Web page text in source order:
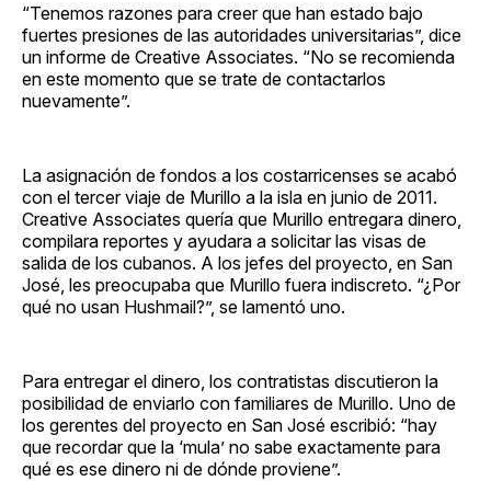
“Tenemos razones para creer que han estado bajo
fuertes presiones de las autoridades universitarias”, dice
un informe de Creative Associates. “No se recomienda
en este momento que se trate de contactarlos
nuevamente”.
La asignación de fondos a los costarricenses se acabó
con el tercer viaje de Murillo a la isla en junio de 2011.
Creative Associates quería que Murillo entregara dinero,
compilara reportes y ayudara a solicitar las visas de
salida de los cubanos. A los jefes del proyecto, en San
José, les preocupaba que Murillo fuera indiscreto. “¿Por
qué no usan Hushmail?”, se lamentó uno.
Para entregar el dinero, los contratistas discutieron la
posibilidad de enviarlo con familiares de Murillo. Uno de
los gerentes del proyecto en San José escribió: “hay
que recordar que la ‘mula’ no sabe exactamente para
qué es ese dinero ni de dónde proviene”.